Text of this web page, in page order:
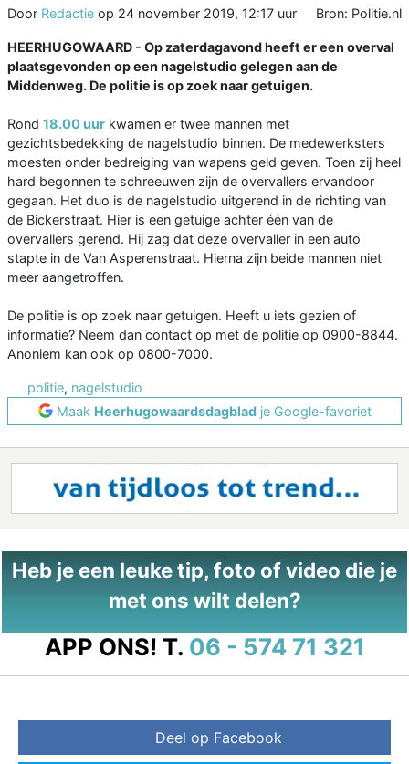
Door Redactie op 24 november 2019, 12:17 uur Bron: Politie.nl
HEERHUGOWAARD - Op zaterdagavond heeft er een overval
plaatsgevonden op een nagelstudio gelegen aan de
Middenweg. De politie is op zoek naar getuigen.
Rond 18.00 uur kwamen er twee mannen met
gezichtsbedekking de nagelstudio binnen. De medewerksters
moesten onder bedreiging van wapens geld geven. Toen zij heel
hard begonnen te schreeuwen zijn de overvallers ervandoor
gegaan. Het duo is de nagelstudio uitgerend in de richting van
de Bickerstraat. Hier is een getuige achter één van de
overvallers gerend. Hij zag dat deze overvaller in een auto
stapte in de Van Asperenstraat. Hierna zijn beide mannen niet
meer aangetroffen.
De politie is op zoek naar getuigen. Heeft u iets gezien of
informatie? Neem dan contact op met de politie op 0900-8844.
Anoniem kan ook op 0800-7000.
politie, nagelstudio
Maak Heerhugowaardsdagbladje Google-favoriet
Heb je een leuke tip, foto of video die je
met ons wilt delen?
APP ONS! T. 06 - 574 71 321
Deel op Facebook